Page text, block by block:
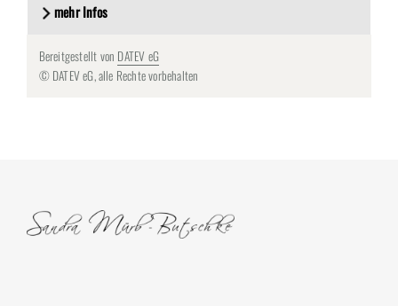
mehr Infos
Bereitgestellt von DATEV eG
© DATEV eG, alle Rechte vorbehalten